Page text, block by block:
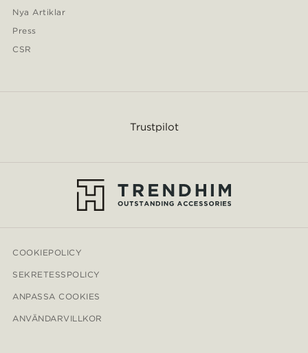
Nya Artiklar
Press
CSR
Trustpilot
COOKIEPOLICY
SEKRETESSPOLICY
ANPASSA COOKIES
ANVÄNDARVILLKOR